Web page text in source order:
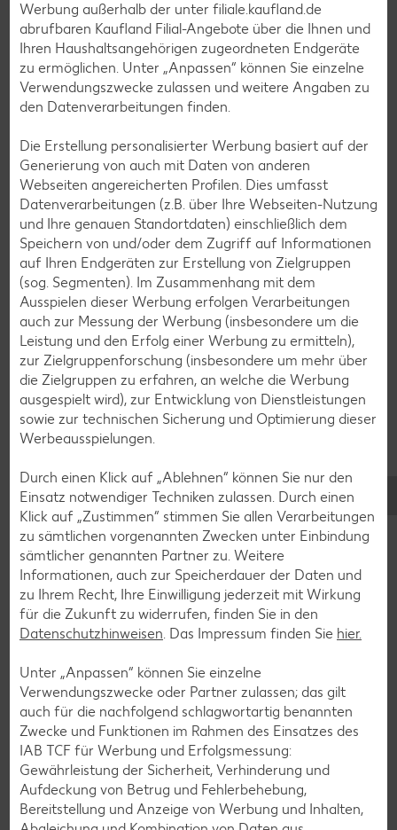
Weitere interessante
Rezeptkategorien
Burger-Rezepte
Pizza-Rezepte
Pasta-Rezepte
Sushi-Rezepte
Raclette-Rezepte
Flammkuchen-Rezepte
Frühstücksrezepte
Salat-Rezepte
Spargel-Rezepte
Fleisch-Rezepte
Geflügel-Rezepte
Lamm-Rezepte
Grill-Rezepte
Muffin-Rezepte
Apfelkuchen-Rezepte
Schokokuchen-Rezepte
Torten-Rezepte
Eis-Rezepte
Pfannkuchen-Rezepte
Plätzchen-Rezepte
Werbung außerhalb der unter filiale.kaufland.de
abrufbaren Kaufland Filial-Angebote über die Ihnen und
Ihren Haushaltsangehörigen zugeordneten Endgeräte
zu ermöglichen. Unter „Anpassen“ können Sie einzelne
Verwendungszwecke zulassen und weitere Angaben zu
den Datenverarbeitungen finden.
Die Erstellung personalisierter Werbung basiert auf der
Generierung von auch mit Daten von anderen
Webseiten angereicherten Profilen. Dies umfasst
Datenverarbeitungen (z.B. über Ihre Webseiten-Nutzung
und Ihre genauen Standortdaten) einschließlich dem
Speichern von und/oder dem Zugriff auf Informationen
auf Ihren Endgeräten zur Erstellung von Zielgruppen
(sog. Segmenten). Im Zusammenhang mit dem
Ausspielen dieser Werbung erfolgen Verarbeitungen
auch zur Messung der Werbung (insbesondere um die
Leistung und den Erfolg einer Werbung zu ermitteln),
zur Zielgruppenforschung (insbesondere um mehr über
die Zielgruppen zu erfahren, an welche die Werbung
ausgespielt wird), zur Entwicklung von Dienstleistungen
sowie zur technischen Sicherung und Optimierung dieser
Werbeausspielungen.
Durch einen Klick auf „Ablehnen“ können Sie nur den
Einsatz notwendiger Techniken zulassen. Durch einen
Klick auf „Zustimmen“ stimmen Sie allen Verarbeitungen
zu sämtlichen vorgenannten Zwecken unter Einbindung
sämtlicher genannten Partner zu. Weitere
Informationen, auch zur Speicherdauer der Daten und
zu Ihrem Recht, Ihre Einwilligung jederzeit mit Wirkung
für die Zukunft zu widerrufen, finden Sie in den
Datenschutzhinweisen. Das Impressum finden Sie hier.
Unter „Anpassen“ können Sie einzelne
Verwendungszwecke oder Partner zulassen; das gilt
auch für die nachfolgend schlagwortartig benannten
Zwecke und Funktionen im Rahmen des Einsatzes des
IAB TCF für Werbung und Erfolgsmessung:
Gewährleistung der Sicherheit, Verhinderung und
Aufdeckung von Betrug und Fehlerbehebung,
Bereitstellung und Anzeige von Werbung und Inhalten,